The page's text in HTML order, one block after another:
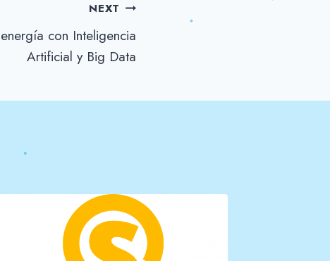
NEXT
con Inteligencia
Artificial y Big Data